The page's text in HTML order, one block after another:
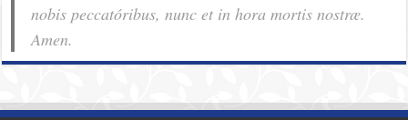
nobis pec­ca­tóribus, nunc et in hora mortis nostræ.
Amen.